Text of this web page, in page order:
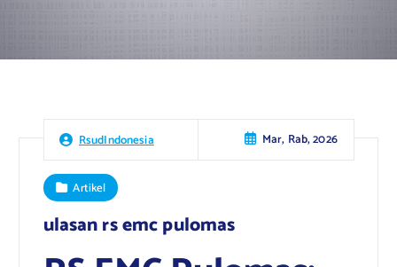
RsudIndonesia Mar, Rab, 2026
Artikel
ulasan rs emc pulomas